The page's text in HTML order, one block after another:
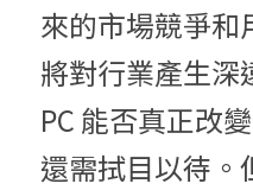
來的市場競爭和
將對行業產生深
PC 能否真正改
還需拭目以待。